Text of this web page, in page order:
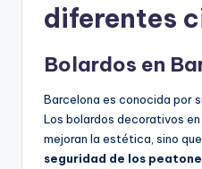
diferentes
Bolardos en
Barcelona es conocida por
Los bolardos decorativos
mejoran la estética, sino
seguridad de los